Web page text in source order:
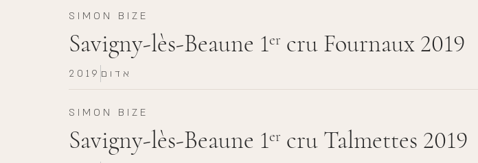
SIMON BIZE
Savigny-lès-Beaune 1er cru Fournaux 2019
2019 אדום
SIMON BIZE
Savigny-lès-Beaune 1er cru Talmettes 2019